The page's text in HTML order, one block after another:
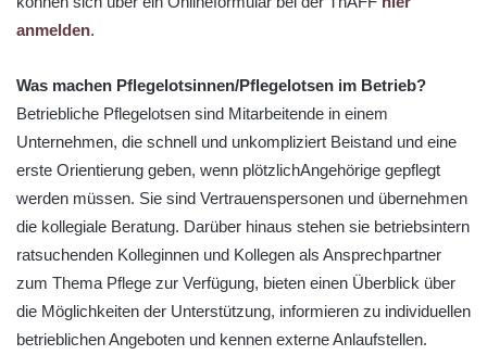
anmelden.
Was machen Pflegelotsinnen/Pflegelotsen im Betrieb?
Betriebliche Pflegelotsen sind Mitarbeitende in einem
Unternehmen, die schnell und unkompliziert Beistand und eine
erste Orientierung geben, wenn plötzlichAngehörige gepflegt
werden müssen. Sie sind Vertrauenspersonen und übernehmen
die kollegiale Beratung. Darüber hinaus stehen sie betriebsintern
ratsuchenden Kolleginnen und Kollegen als Ansprechpartner
zum Thema Pflege zur Verfügung, bieten einen Überblick über
die Möglichkeiten der Unterstützung, informieren zu individuellen
betrieblichen Angeboten und kennen externe Anlaufstellen.